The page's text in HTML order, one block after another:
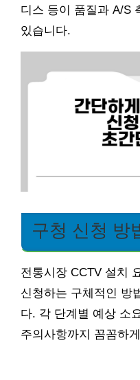
디스 등이 품질과 A/S
있습니다.
구청 신청 방
전통시장 CCTV 설치
신청하는 구체적인 방
다. 각 단계별 예상 소
주의사항까지 꼼꼼하